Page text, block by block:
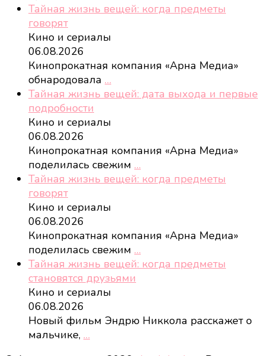
Тайная жизнь вещей: когда предметы
говорят
Кино и сериалы
06.08.2026
Кинопрокатная компания «Арна Медиа»
обнародовала …
Тайная жизнь вещей: дата выхода и первые
подробности
Кино и сериалы
06.08.2026
Кинопрокатная компания «Арна Медиа»
поделилась свежим …
Тайная жизнь вещей: когда предметы
говорят
Кино и сериалы
06.08.2026
Кинопрокатная компания «Арна Медиа»
поделилась свежим …
Тайная жизнь вещей: когда предметы
становятся друзьями
Кино и сериалы
06.08.2026
Новый фильм Эндрю Никкола расскажет о
мальчике, …